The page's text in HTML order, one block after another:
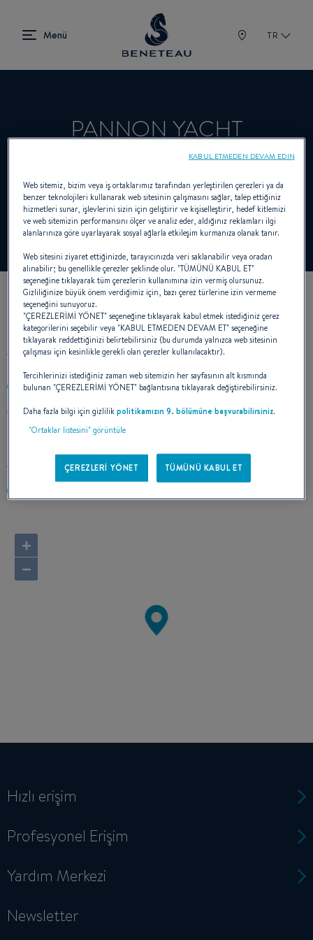
TR
PANNON YACHT
Satıcı Sailboats, In-board, Out-board, First
için BENETEAU
KOORDINATLARIMIZ
+36303001240
12 Belgrád rakpart
1056 Budapest
Rotayı hesapla
+
−
Hızlı erişim
Profesyonel Erişim
Yardım Merkezi
Newsletter
Web sitemiz, bizim veya iş ortaklarımız tarafından yerleştirilen çerezleri ya da
benzer teknolojileri kullanarak web sitesinin çalışmasını sağlar, talep ettiğiniz
hizmetleri sunar, işlevlerini sizin için geliştirir ve kişiselleştirir, hedef kitlemizi
ve web sitemizin performansını ölçer ve analiz eder, aldığınız reklamları ilgi
alanlarınıza göre uyarlayarak sosyal ağlarla etkileşim kurmanıza olanak tanır.
Web sitesini ziyaret ettiğinizde, tarayıcınızda veri saklanabilir veya oradan
alınabilir; bu genellikle çerezler şeklinde olur. "TÜMÜNÜ KABUL ET"
seçeneğine tıklayarak tüm çerezlerin kullanımına izin vermiş olursunuz.
Gizliliğinize büyük önem verdiğimiz için, bazı çerez türlerine izin vermeme
seçeneğini sunuyoruz.
"ÇEREZLERİMİ YÖNET" seçeneğine tıklayarak kabul etmek istediğiniz çerez
kategorilerini seçebilir veya "KABUL ETMEDEN DEVAM ET" seçeneğine
tıklayarak reddettiğinizi belirtebilirsiniz (bu durumda yalnızca web sitesinin
çalışması için kesinlikle gerekli olan çerezler kullanılacaktır).
Tercihlerinizi istediğiniz zaman web sitemizin her sayfasının alt kısmında
bulunan "ÇEREZLERİMİ YÖNET" bağlantısına tıklayarak değiştirebilirsiniz.
Daha fazla bilgi için gizlilikpolitikamızın 9. bölümüne başvurabilirsiniz.
"Ortaklar listesini" görüntüle
ÇEREZLERİ YÖNET TÜMÜNÜ KABUL ET
KABUL ETMEDEN DEVAM EDIN